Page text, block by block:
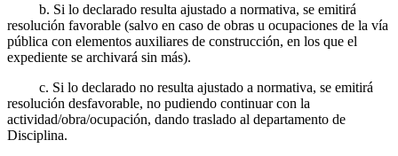
b. Si lo declarado resulta ajustado a normativa, se emitirá
resolución favorable (salvo en caso de obras u ocupaciones de la vía
pública con elementos auxiliares de construcción, en los que el
expediente se archivará sin más).
c. Si lo declarado no resulta ajustado a normativa, se emitirá
resolución desfavorable, no pudiendo continuar con la
actividad/obra/ocupación, dando traslado al departamento de
Disciplina.